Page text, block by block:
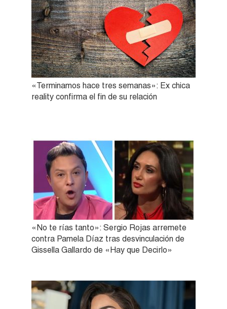
«Terminamos hace tres semanas»: Ex chica
reality confirma el fin de su relación
«No te rías tanto»: Sergio Rojas arremete
contra Pamela Díaz tras desvinculación de
Gissella Gallardo de «Hay que Decirlo»